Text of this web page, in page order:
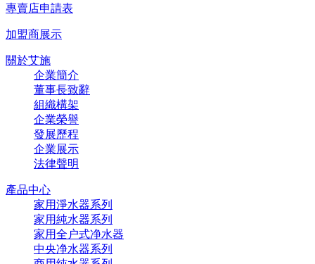
專賣店申請表
加盟商展示
關於艾施
企業簡介
董事長致辭
組織構架
企業榮譽
發展歷程
企業展示
法律聲明
產品中心
家用淨水器系列
家用純水器系列
家用全户式净水器
中央净水器系列